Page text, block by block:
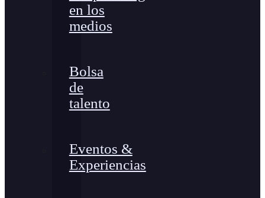
en los
medios
Bolsa
de
talento
Eventos &
Experiencias